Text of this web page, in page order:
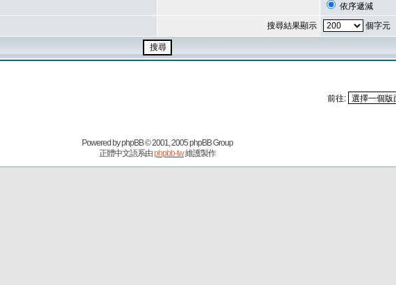
依序遞減
搜尋結果顯示 個字元
前往:
Powered byphpBB© 2001, 2005 phpBB Group
正體中文語系由phpbb-tw維護製作